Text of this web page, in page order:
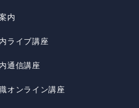
内
ライブ講座
通信講座
オンライン講座